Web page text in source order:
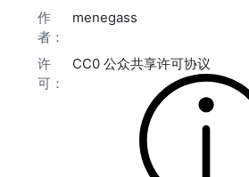
作
者：
menegass
许
可：
CC0 公众共享许可协议